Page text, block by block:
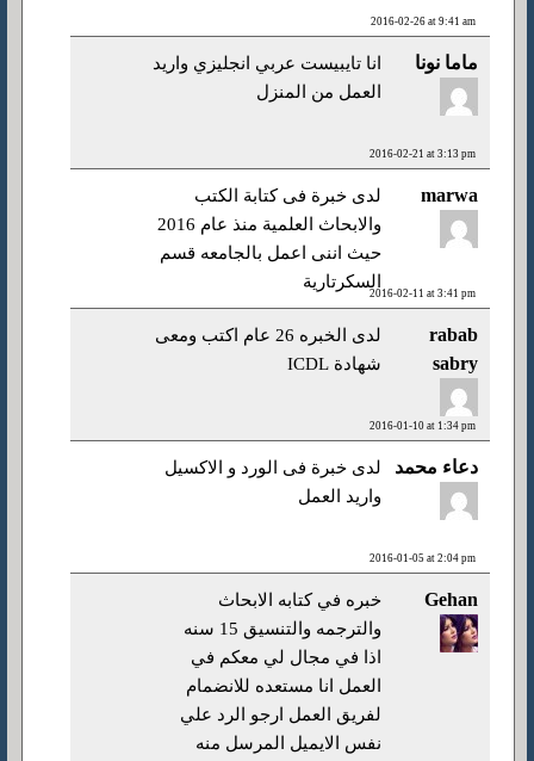
2016-02-26 at 9:41 am
ماما نونا
2016-02-21 at 3:13 pm
انا تايبيست عربي انجليزي واريد
العمل من المنزل
marwa
2016-02-11 at 3:41 pm
لدى خبرة فى كتابة الكتب
والابحاث العلمية منذ عام 2016
حيث اننى اعمل بالجامعه قسم
السكرتارية
rabab
sabry
2016-01-10 at 1:34 pm
لدى الخبره 26 عام اكتب ومعى
شهادة ICDL
دعاء محمد
2016-01-05 at 2:04 pm
لدى خبرة فى الورد و الاكسيل
واريد العمل
Gehan
خبره في كتابه الابحاث
والترجمه والتنسيق 15 سنه
اذا في مجال لي معكم في
العمل انا مستعده للانضمام
لفريق العمل ارجو الرد علي
نفس الايميل المرسل منه